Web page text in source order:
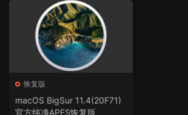
恢复版
macOS BigSur 11.4(20F71)
官方纯净APFS恢复版